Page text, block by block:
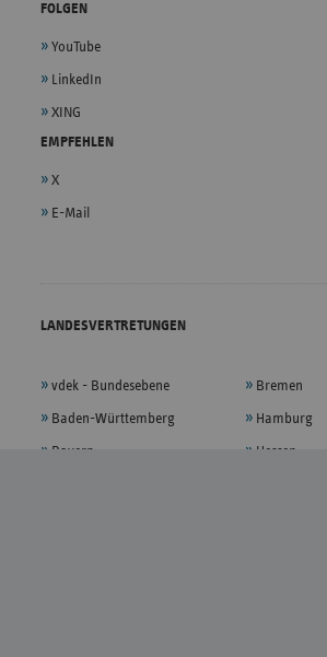
FOLGEN
YouTube
LinkedIn
XING
EMPFEHLEN
X
E-Mail
LANDESVERTRETUNGEN
vdek - Bundesebene
Baden-Württemberg
Bayern
Bremen
Hamburg
Hessen